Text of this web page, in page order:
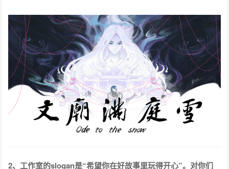
2、工作室的slogan是“希望你在好故事里玩得开心”。对你们